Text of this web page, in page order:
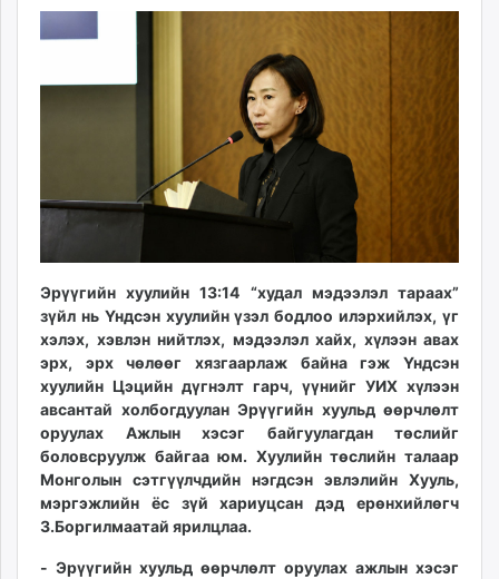
tovch.mn
ikon.mn
eagle.mn
zarig.mn
today.mn
zuv.mn
mminfo.mn
ugluu.mn
urlag.mn
unen.mn
asu.mn
shudarga.mn
shuurhai.mn
unuudur.mn
isee.mn
10:48:41
12:52:26
Эрүүгийн хуулийн 13:14 “худал мэдээлэл тараах”
зүйл нь Үндсэн хуулийн үзэл бодлоо илэрхийлэх, үг
хэлэх, хэвлэн нийтлэх, мэдээлэл хайх, хүлээн авах
эрх, эрх чөлөөг хязгаарлаж байна гэж Үндсэн
хуулийн Цэцийн дүгнэлт гарч, үүнийг УИХ хүлээн
авсантай холбогдуулан Эрүүгийн хуульд өөрчлөлт
оруулах Ажлын хэсэг байгуулагдан төслийг
боловсруулж байгаа юм. Хуулийн төслийн талаар
Монголын сэтгүүлчдийн нэгдсэн эвлэлийн Хууль,
мэргэжлийн ёс зүй хариуцсан дэд ерөнхийлөгч
З.Боргилмаатай ярилцлаа.
- Эрүүгийн хуульд өөрчлөлт оруулах ажлын хэсэг